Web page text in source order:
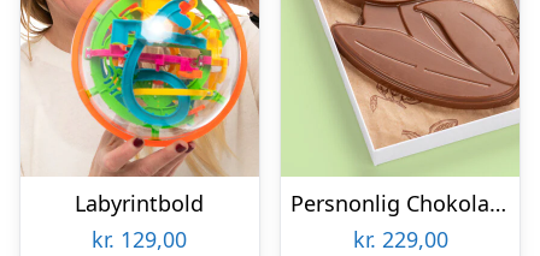
Labyrintbold
kr. 129,00
Persnonlig Chokoladeblomst med Billede
kr. 229,00